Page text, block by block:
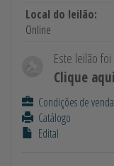
Local do leilão:
Online
Este leilão
Clique aqui
Condições de venda
Catálogo
Edital